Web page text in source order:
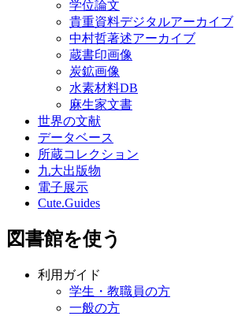
学位論文
貴重資料デジタルアーカイブ
中村哲著述アーカイブ
蔵書印画像
炭鉱画像
水素材料DB
麻生家文書
世界の文献
データベース
所蔵コレクション
九大出版物
電子展示
Cute.Guides
図書館を使う
利用ガイド
学生・教職員の方
一般の方